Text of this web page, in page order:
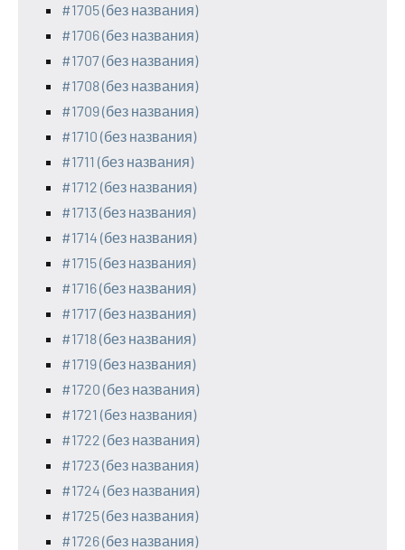
#1705 (без названия)
#1706 (без названия)
#1707 (без названия)
#1708 (без названия)
#1709 (без названия)
#1710 (без названия)
#1711 (без названия)
#1712 (без названия)
#1713 (без названия)
#1714 (без названия)
#1715 (без названия)
#1716 (без названия)
#1717 (без названия)
#1718 (без названия)
#1719 (без названия)
#1720 (без названия)
#1721 (без названия)
#1722 (без названия)
#1723 (без названия)
#1724 (без названия)
#1725 (без названия)
#1726 (без названия)